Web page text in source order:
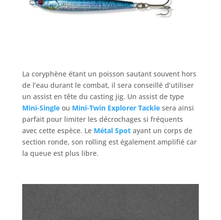
La coryphène étant un poisson sautant souvent hors
de l’eau durant le combat, il sera conseillé d’utiliser
un assist en tête du casting jig. Un assist de type
Mini-Single ou Mini-Twin Explorer Tackle sera ainsi
parfait pour limiter les décrochages si fréquents
avec cette espèce. Le Métal Spot ayant un corps de
section ronde, son rolling est également amplifié car
la queue est plus libre.